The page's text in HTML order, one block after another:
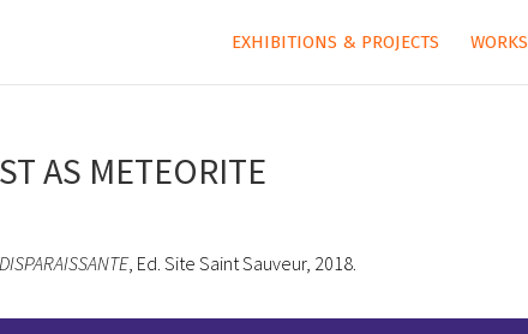
EXHIBITIONS & PROJECTS WORKS
AS METEORITE
, Ed. Site Saint Sauveur, 2018.